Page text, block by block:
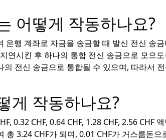
어떻게 작동하나요?
은행 계좌로 자금을 송금할 때 발신 전신 송
연시킨 후 하나의 통합 전신 송금으로 모으
전신 송금으로 통합될 수 있으며, 따라서
게 작동하나요?
0.32 CHF, 0.64 CHF, 1.28 CHF, 2.56
총 3.24 CHF가 되며, 0.01 CHF가 거스름돈